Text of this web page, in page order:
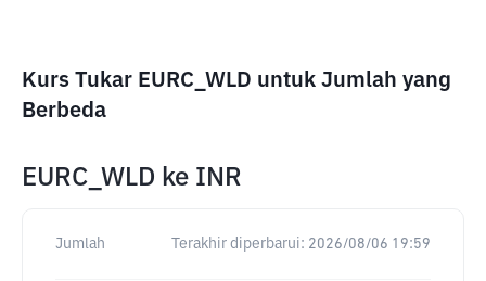
Kurs Tukar EURC_WLD untuk Jumlah yang
Berbeda
EURC_WLD ke INR
Jumlah Terakhir diperbarui: 2026/08/06 19:59